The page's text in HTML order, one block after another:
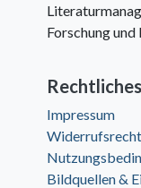
Forschung
Rechtliches
Impressum
Widerrufsrecht
Bildquellen &